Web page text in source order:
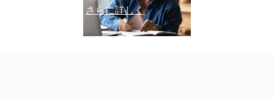
さらに詳しく